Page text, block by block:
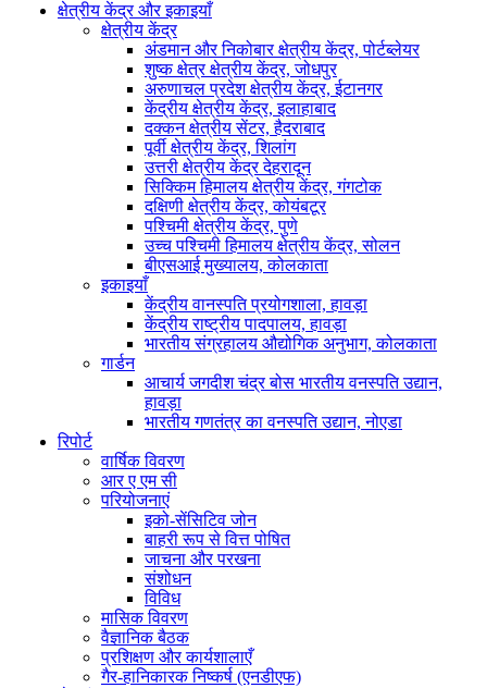
क्षेत्रीय केंद्र और इकाइयाँ
क्षेत्रीय केंद्र
अंडमान और निकोबार क्षेत्रीय केंद्र, पोर्टब्लेयर
शुष्क क्षेत्र क्षेत्रीय केंद्र, जोधपुर
अरुणाचल प्रदेश क्षेत्रीय केंद्र, ईटानगर
केंद्रीय क्षेत्रीय केंद्र, इलाहाबाद
दक्कन क्षेत्रीय सेंटर, हैदराबाद
पूर्वी क्षेत्रीय केंद्र, शिलांग
उत्तरी क्षेत्रीय केंद्र देहरादून
सिक्किम हिमालय क्षेत्रीय केंद्र, गंगटोक
दक्षिणी क्षेत्रीय केंद्र, कोयंबटूर
पश्चिमी क्षेत्रीय केंद्र, पुणे
उच्च पश्चिमी हिमालय क्षेत्रीय केंद्र, सोलन
बीएसआई मुख्यालय, कोलकाता
इकाइयाँ
केंद्रीय वानस्पति प्रयोगशाला, हावड़ा
केंद्रीय राष्ट्रीय पादपालय, हावड़ा
भारतीय संग्रहालय औद्योगिक अनुभाग, कोलकाता
गार्डन
आचार्य जगदीश चंद्र बोस भारतीय वनस्पति उद्यान,
हावड़ा
भारतीय गणतंत्र का वनस्पति उद्यान, नोएडा
रिपोर्ट
वार्षिक विवरण
आर ए एम सी
परियोजनाएं
इको-सेंसिटिव जोन
बाहरी रूप से वित्त पोषित
जाचना और परखना
संशोधन
विविध
मासिक विवरण
वैज्ञानिक बैठक
प्रशिक्षण और कार्यशालाएँ
गैर-हानिकारक निष्कर्ष (एनडीएफ)